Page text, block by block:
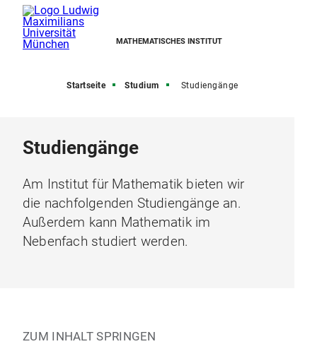
MATHEMATISCHES INSTITUT
Startseite Studium Studiengänge
Studiengänge
Am Institut für Mathematik bieten wir
die nachfolgenden Studiengänge an.
Außerdem kann Mathematik im
Nebenfach studiert werden.
ZUM INHALT SPRINGEN